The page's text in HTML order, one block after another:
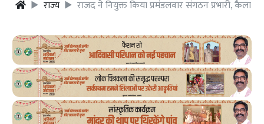
राज्य
राजद ने नियुक्त किया प्रमंडलवार संगठन प्रभारी, कैलाश